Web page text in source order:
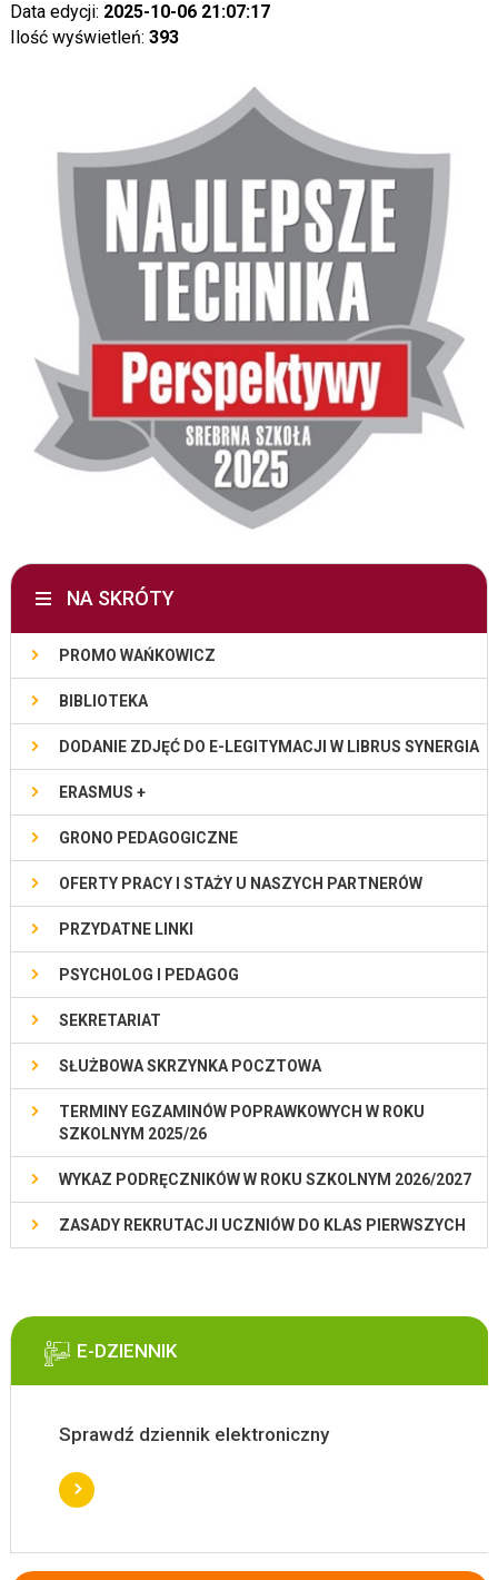
Data edycji: 2025-10-06 21:07:17
Ilość wyświetleń: 393
NA SKRÓTY
PROMO WAŃKOWICZ
BIBLIOTEKA
DODANIE ZDJĘĆ DO E-LEGITYMACJI W LIBRUS SYNERGIA
ERASMUS +
GRONO PEDAGOGICZNE
OFERTY PRACY I STAŻY U NASZYCH PARTNERÓW
PRZYDATNE LINKI
PSYCHOLOG I PEDAGOG
SEKRETARIAT
SŁUŻBOWA SKRZYNKA POCZTOWA
TERMINY EGZAMINÓW POPRAWKOWYCH W ROKU
SZKOLNYM 2025/26
WYKAZ PODRĘCZNIKÓW W ROKU SZKOLNYM 2026/2027
ZASADY REKRUTACJI UCZNIÓW DO KLAS PIERWSZYCH
E-DZIENNIK
Sprawdź dziennik elektroniczny